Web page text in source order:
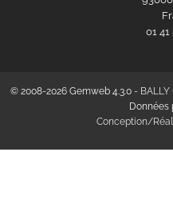
‭01 41
© 2008-2026 Gemweb 4.3.0 - BALLY
Données
Conception/